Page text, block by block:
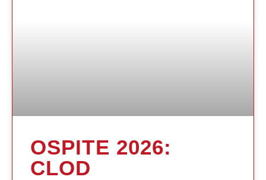
OSPITE 2026:
CLOD